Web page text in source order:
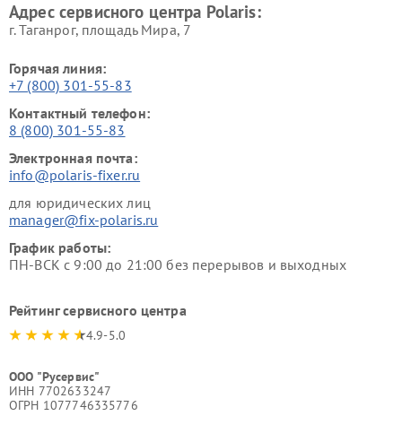
Адрес сервисного центра Polaris:
г. Таганрог, площадь Мира, 7
Горячая линия:
+7 (800) 301-55-83
Контактный телефон:
8 (800) 301-55-83
Электронная почта:
info@polaris-fixer.ru
для юридических лиц
manager@fix-polaris.ru
График работы:
ПН-ВСК с 9:00 до 21:00 без перерывов и выходных
Рейтинг сервисного центра
4.9-5.0
ООО "Русервис"
ИНН 7702633247
ОГРН 1077746335776